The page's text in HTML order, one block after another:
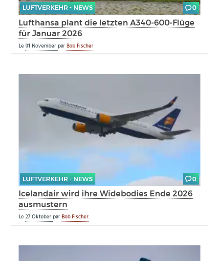
LUFTVERKEHR - NEWS 0
Lufthansa plant die letzten A340-600-Flüge
für Januar 2026
Le01 NovemberparBob Fischer
LUFTVERKEHR - NEWS 0
Icelandair wird ihre Widebodies Ende 2026
ausmustern
Le27 OktoberparBob Fischer